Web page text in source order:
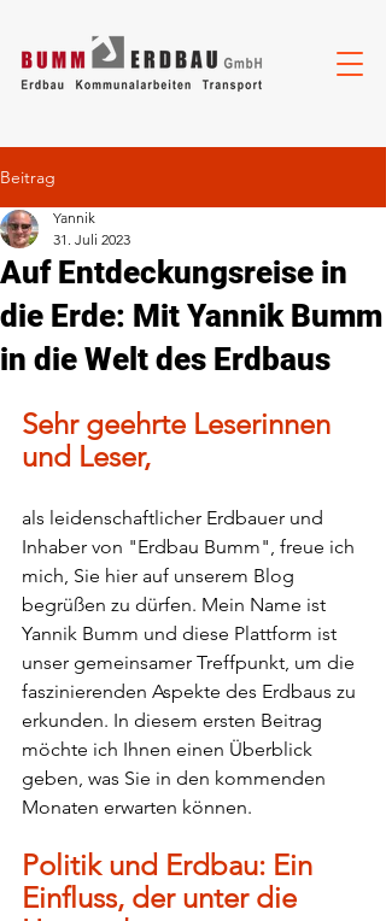
Beitrag
Auf Entdeckungsreise in
die Erde: Mit Yannik Bumm
in die Welt des Erdbaus
Yannik
31. Juli 2023
Sehr geehrte Leserinnen
und Leser,
als leidenschaftlicher Erdbauer und
Inhaber von "Erdbau Bumm", freue ich
mich, Sie hier auf unserem Blog
begrüßen zu dürfen. Mein Name ist
Yannik Bumm und diese Plattform ist
unser gemeinsamer Treffpunkt, um die
faszinierenden Aspekte des Erdbaus zu
erkunden. In diesem ersten Beitrag
möchte ich Ihnen einen Überblick
geben, was Sie in den kommenden
Monaten erwarten können.
Politik und Erdbau: Ein
Einfluss, der unter die